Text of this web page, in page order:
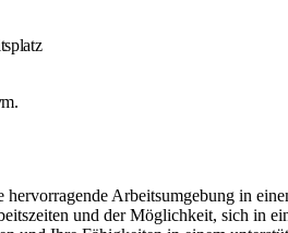
Arbeitsumgebung in
und der Möglichkeit, sich in